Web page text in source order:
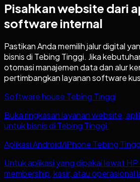
Pisahkan website dari
software internal
Pastikan Anda memilih jalur digital
bisnis di Tebing Tinggi. Jika
otomasi manajemen data dan alur
pertimbangkan layanan software
Software house Tebing Tinggi
Buka ringkasan layanan website,
untuk bisnis di Tebing Tinggi.
Aplikasi Android/iPhone Tebing
Untuk aplikasi yang dipakai lewat
membership, kasir, atau operasional